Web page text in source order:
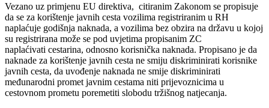
Vezano uz primjenu EU direktiva, citiranim Zakonom se propisuje
da se za korištenje javnih cesta vozilima registriranim u RH
naplaćuje godišnja naknada, a vozilima bez obzira na državu u kojoj
su registrirana može se pod uvjetima propisanim ZC
naplaćivati cestarina, odnosno korisnička naknada. Propisano je da
naknade za korištenje javnih cesta ne smiju diskriminirati korisnike
javnih cesta, da uvođenje naknada ne smije diskriminirati
međunarodni promet javnim cestama niti prijevoznicima u
cestovnom prometu poremetiti slobodu tržišnog natjecanja.